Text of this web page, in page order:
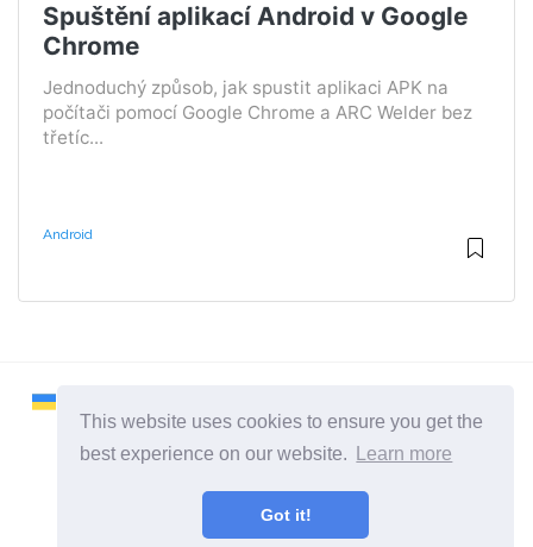
This website uses cookies to ensure you get the
best experience on our website.
Learn more
Got it!
Spuštění aplikací Android v Google
Chrome
Jednoduchý způsob, jak spustit aplikaci APK na
počítači pomocí Google Chrome a ARC Welder bez
třetíc...
Android
2026 ©Remontcompa
Všechny kategorie